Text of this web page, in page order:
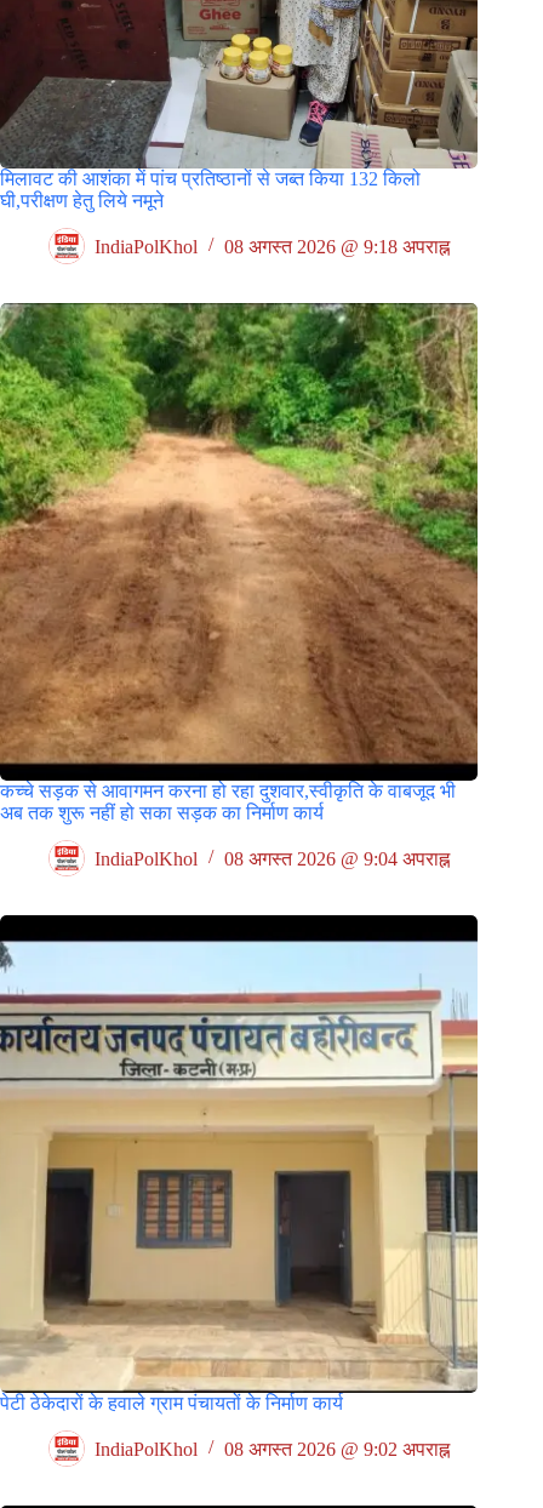
मिलावट की आशंका में पांच प्रतिष्ठानों से जब्त किया 132 किलो
घी,परीक्षण हेतु लिये नमूने
IndiaPolKhol 08 अगस्त 2026 @ 9:18 अपराह्न
कच्चे सड़क से आवागमन करना हो रहा दुशवार,स्वीकृति के वाबजूद भी
अब तक शुरू नहीं हो सका सड़क का निर्माण कार्य
IndiaPolKhol 08 अगस्त 2026 @ 9:04 अपराह्न
पेटी ठेकेदारों के हवाले ग्राम पंचायतों के निर्माण कार्य
IndiaPolKhol 08 अगस्त 2026 @ 9:02 अपराह्न